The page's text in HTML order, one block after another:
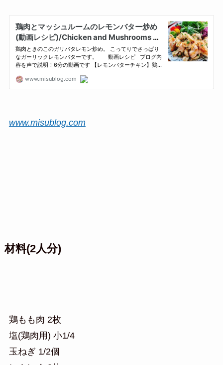
www.misublog.com
材料(2人分)
鶏もも肉 2枚
塩(鶏肉用) 小1/4
玉ねぎ 1/2個